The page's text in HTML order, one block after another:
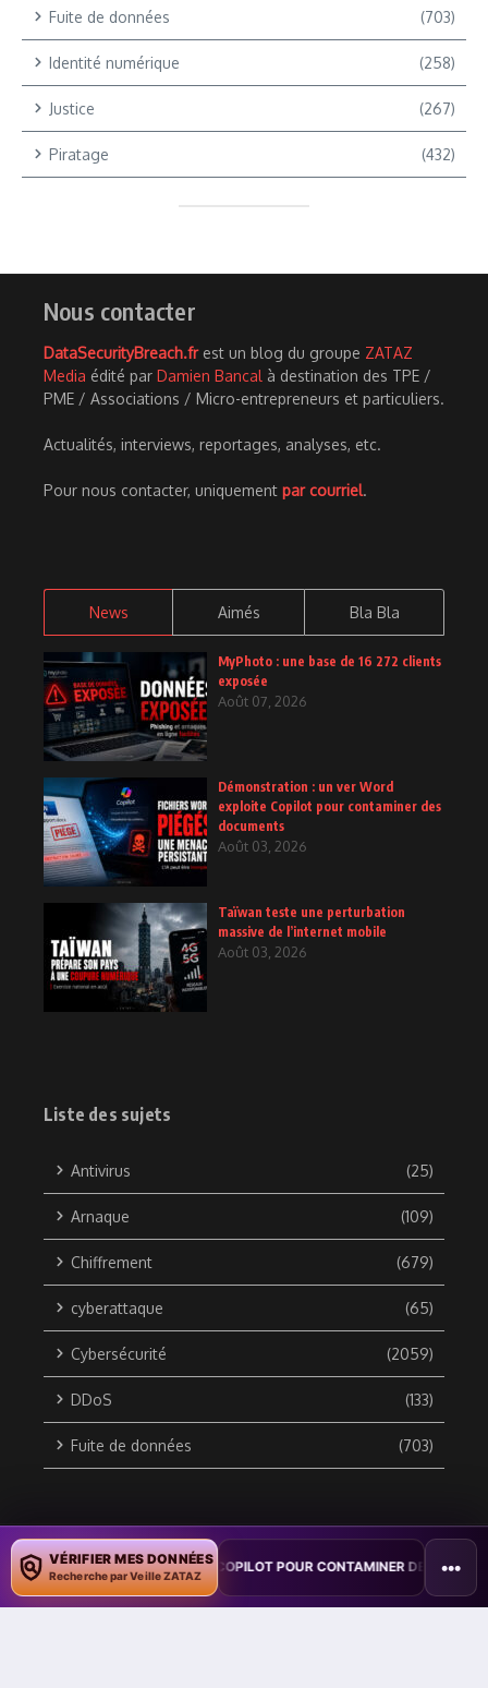
Fuite de données (703)
Identité numérique (258)
Justice (267)
Piratage (432)
Nous contacter
DataSecurityBreach.frest un blog du groupe ZATAZ
Media édité par Damien Bancal à destination des TPE /
PME / Associations / Micro-entrepreneurs et particuliers.
Actualités, interviews, reportages, analyses, etc.
Pour nous contacter, uniquement par courriel.
News Aimés Bla Bla
MyPhoto : une base de 16 272 clients
exposée
Août 07, 2026
Démonstration : un ver Word
exploite Copilot pour contaminer des
documents
Août 03, 2026
Taïwan teste une perturbation
massive de l’internet mobile
Août 03, 2026
Liste des sujets
Antivirus (25)
Arnaque (109)
Chiffrement (679)
cyberattaque (65)
Cybersécurité (2059)
DDoS (133)
Fuite de données (703)
Copyright © 2010 / 2026 DATA SECURITY BREACH - Groupe
ZATAZ Média
VÉRIFIER MES DONNÉES
Recherche par Veille ZATAZ
WORD EXPLOITE COPILOT POUR CONTAMINER DES DOCUMENTS•••